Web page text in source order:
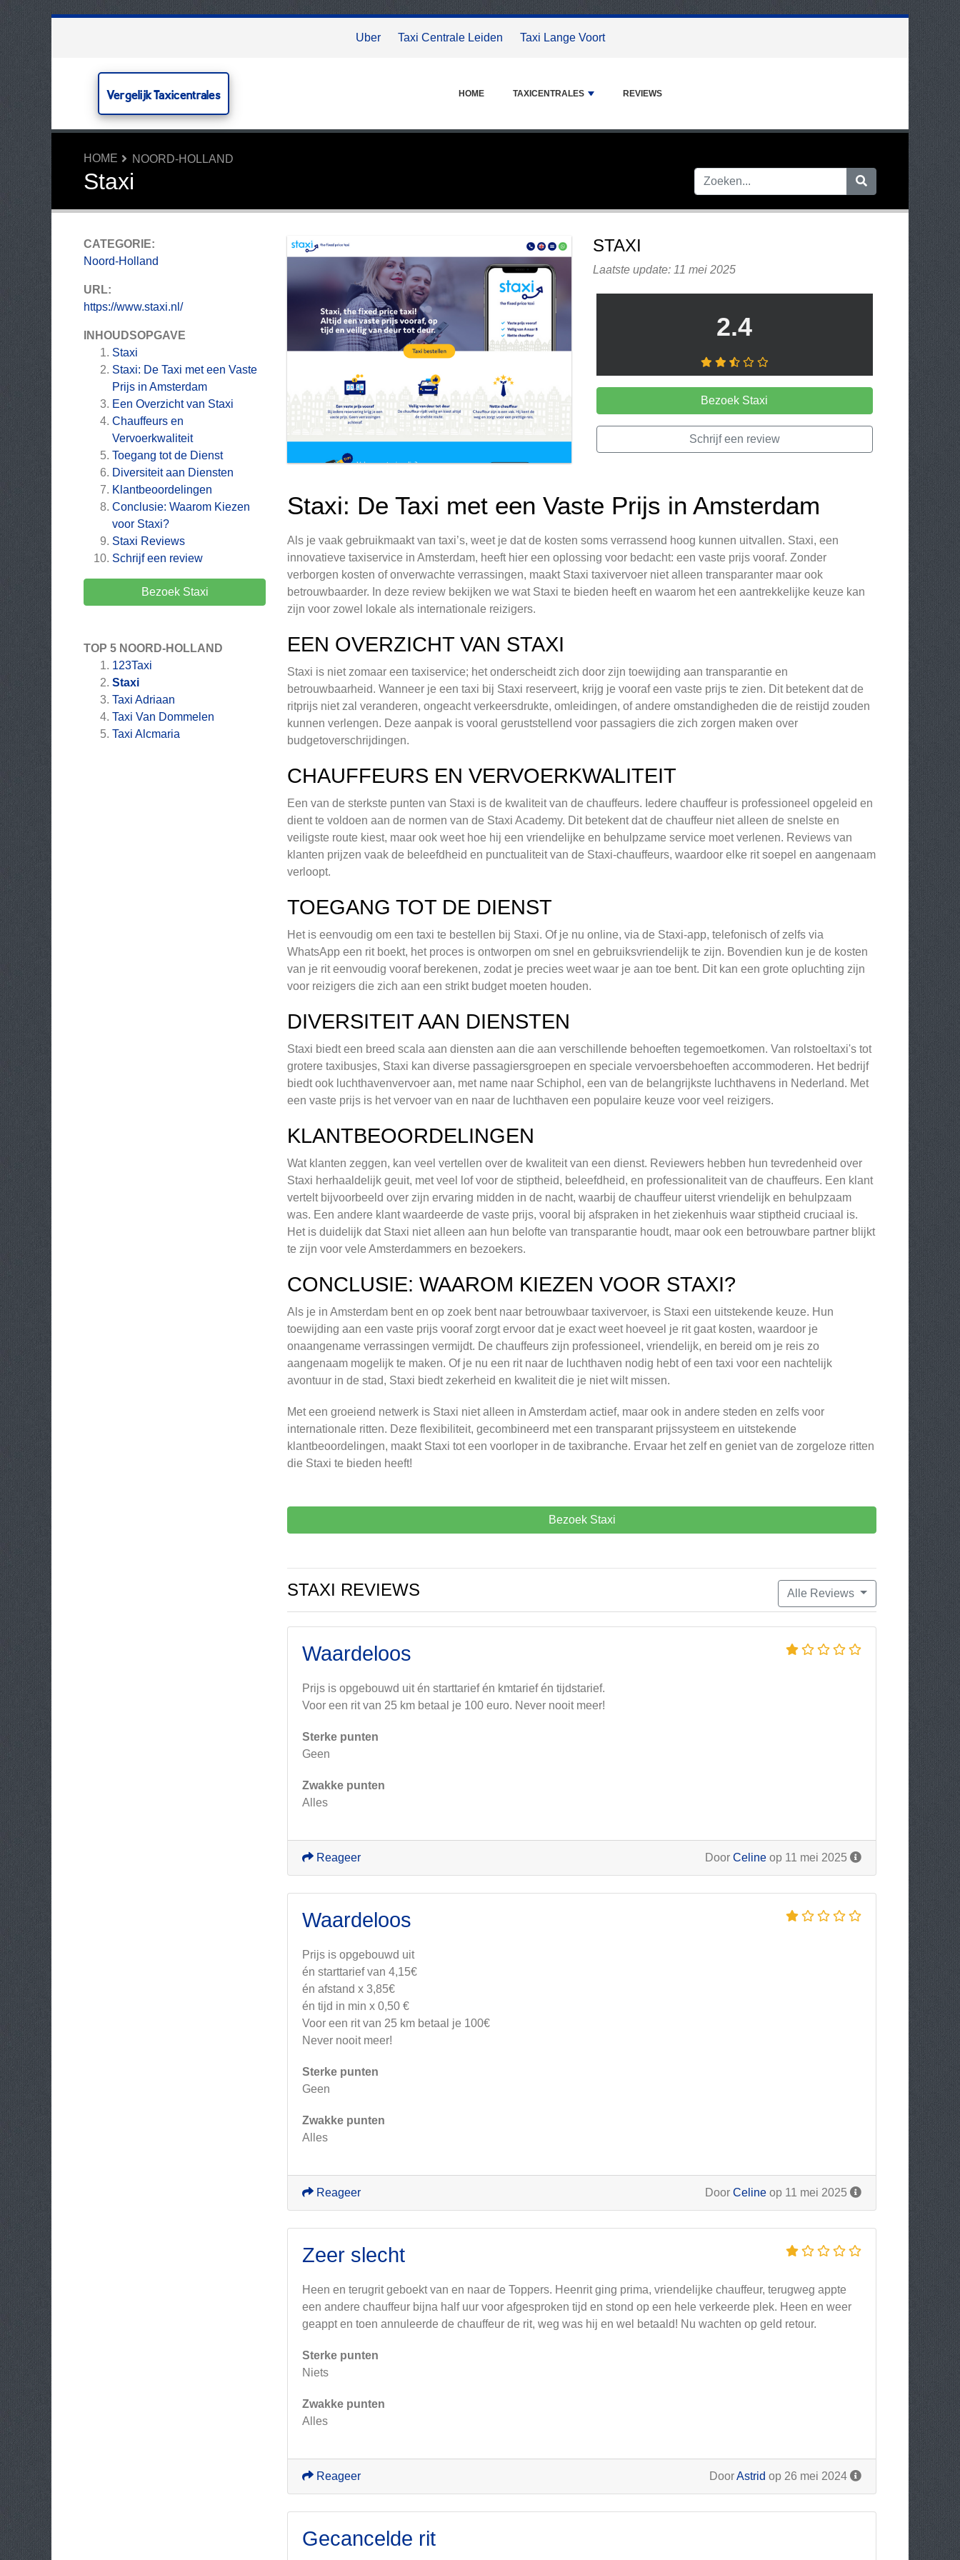
Uber Taxi Centrale Leiden Taxi Lange Voort
Vergelijk Taxicentrales HOME TAXICENTRALES REVIEWS
HOME NOORD-HOLLAND
Staxi
CATEGORIE:
Noord-Holland
URL:
https://www.staxi.nl/
INHOUDSOPGAVE
Staxi
Staxi: De Taxi met een Vaste
Prijs in Amsterdam
Een Overzicht van Staxi
Chauffeurs en
Vervoerkwaliteit
Toegang tot de Dienst
Diversiteit aan Diensten
Klantbeoordelingen
Conclusie: Waarom Kiezen
voor Staxi?
Staxi Reviews
Schrijf een review
Bezoek Staxi
TOP 5 NOORD-HOLLAND
123Taxi
Staxi
Taxi Adriaan
Taxi Van Dommelen
Taxi Alcmaria
STAXI
Laatste update: 11 mei 2025
2.4
Bezoek Staxi
Schrijf een review
Staxi: De Taxi met een Vaste Prijs in Amsterdam
Als je vaak gebruikmaakt van taxi’s, weet je dat de kosten soms verrassend hoog kunnen uitvallen. Staxi, een
innovatieve taxiservice in Amsterdam, heeft hier een oplossing voor bedacht: een vaste prijs vooraf. Zonder
verborgen kosten of onverwachte verrassingen, maakt Staxi taxivervoer niet alleen transparanter maar ook
betrouwbaarder. In deze review bekijken we wat Staxi te bieden heeft en waarom het een aantrekkelijke keuze kan
zijn voor zowel lokale als internationale reizigers.
EEN OVERZICHT VAN STAXI
Staxi is niet zomaar een taxiservice; het onderscheidt zich door zijn toewijding aan transparantie en
betrouwbaarheid. Wanneer je een taxi bij Staxi reserveert, krijg je vooraf een vaste prijs te zien. Dit betekent dat de
ritprijs niet zal veranderen, ongeacht verkeersdrukte, omleidingen, of andere omstandigheden die de reistijd zouden
kunnen verlengen. Deze aanpak is vooral geruststellend voor passagiers die zich zorgen maken over
budgetoverschrijdingen.
CHAUFFEURS EN VERVOERKWALITEIT
Een van de sterkste punten van Staxi is de kwaliteit van de chauffeurs. Iedere chauffeur is professioneel opgeleid en
dient te voldoen aan de normen van de Staxi Academy. Dit betekent dat de chauffeur niet alleen de snelste en
veiligste route kiest, maar ook weet hoe hij een vriendelijke en behulpzame service moet verlenen. Reviews van
klanten prijzen vaak de beleefdheid en punctualiteit van de Staxi-chauffeurs, waardoor elke rit soepel en aangenaam
verloopt.
TOEGANG TOT DE DIENST
Het is eenvoudig om een taxi te bestellen bij Staxi. Of je nu online, via de Staxi-app, telefonisch of zelfs via
WhatsApp een rit boekt, het proces is ontworpen om snel en gebruiksvriendelijk te zijn. Bovendien kun je de kosten
van je rit eenvoudig vooraf berekenen, zodat je precies weet waar je aan toe bent. Dit kan een grote opluchting zijn
voor reizigers die zich aan een strikt budget moeten houden.
DIVERSITEIT AAN DIENSTEN
Staxi biedt een breed scala aan diensten aan die aan verschillende behoeften tegemoetkomen. Van rolstoeltaxi's tot
grotere taxibusjes, Staxi kan diverse passagiersgroepen en speciale vervoersbehoeften accommoderen. Het bedrijf
biedt ook luchthavenvervoer aan, met name naar Schiphol, een van de belangrijkste luchthavens in Nederland. Met
een vaste prijs is het vervoer van en naar de luchthaven een populaire keuze voor veel reizigers.
KLANTBEOORDELINGEN
Wat klanten zeggen, kan veel vertellen over de kwaliteit van een dienst. Reviewers hebben hun tevredenheid over
Staxi herhaaldelijk geuit, met veel lof voor de stiptheid, beleefdheid, en professionaliteit van de chauffeurs. Een klant
vertelt bijvoorbeeld over zijn ervaring midden in de nacht, waarbij de chauffeur uiterst vriendelijk en behulpzaam
was. Een andere klant waardeerde de vaste prijs, vooral bij afspraken in het ziekenhuis waar stiptheid cruciaal is.
Het is duidelijk dat Staxi niet alleen aan hun belofte van transparantie houdt, maar ook een betrouwbare partner blijkt
te zijn voor vele Amsterdammers en bezoekers.
CONCLUSIE: WAAROM KIEZEN VOOR STAXI?
Als je in Amsterdam bent en op zoek bent naar betrouwbaar taxivervoer, is Staxi een uitstekende keuze. Hun
toewijding aan een vaste prijs vooraf zorgt ervoor dat je exact weet hoeveel je rit gaat kosten, waardoor je
onaangename verrassingen vermijdt. De chauffeurs zijn professioneel, vriendelijk, en bereid om je reis zo
aangenaam mogelijk te maken. Of je nu een rit naar de luchthaven nodig hebt of een taxi voor een nachtelijk
avontuur in de stad, Staxi biedt zekerheid en kwaliteit die je niet wilt missen.
Met een groeiend netwerk is Staxi niet alleen in Amsterdam actief, maar ook in andere steden en zelfs voor
internationale ritten. Deze flexibiliteit, gecombineerd met een transparant prijssysteem en uitstekende
klantbeoordelingen, maakt Staxi tot een voorloper in de taxibranche. Ervaar het zelf en geniet van de zorgeloze ritten
die Staxi te bieden heeft!
Bezoek Staxi
Alle Reviews
STAXI REVIEWS
Waardeloos
Prijs is opgebouwd uit én starttarief én kmtarief én tijdstarief.
Voor een rit van 25 km betaal je 100 euro. Never nooit meer!
Sterke punten
Geen
Zwakke punten
Alles
Door Celine op 11 mei 2025
Reageer
Waardeloos
Prijs is opgebouwd uit
én starttarief van 4,15€
én afstand x 3,85€
én tijd in min x 0,50 €
Voor een rit van 25 km betaal je 100€
Never nooit meer!
Sterke punten
Geen
Zwakke punten
Alles
Door Celine op 11 mei 2025
Reageer
Zeer slecht
Heen en terugrit geboekt van en naar de Toppers. Heenrit ging prima, vriendelijke chauffeur, terugweg appte
een andere chauffeur bijna half uur voor afgesproken tijd en stond op een hele verkeerde plek. Heen en weer
geappt en toen annuleerde de chauffeur de rit, weg was hij en wel betaald! Nu wachten op geld retour.
Sterke punten
Niets
Zwakke punten
Alles
DoorAstrid op 26 mei 2024
Reageer
Gecancelde rit